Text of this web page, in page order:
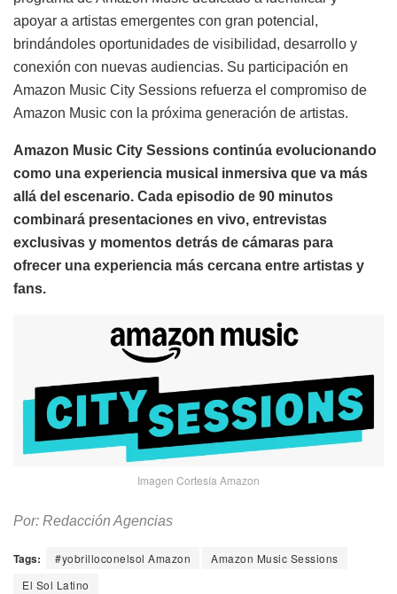
apoyar a artistas emergentes con gran potencial,
brindándoles oportunidades de visibilidad, desarrollo y
conexión con nuevas audiencias. Su participación en
Amazon Music City Sessions refuerza el compromiso de
Amazon Music con la próxima generación de artistas.
Amazon Music City Sessions continúa evolucionando
como una experiencia musical inmersiva que va más
allá del escenario. Cada episodio de 90 minutos
combinará presentaciones en vivo, entrevistas
exclusivas y momentos detrás de cámaras para
ofrecer una experiencia más cercana entre artistas y
fans.
Imagen Cortesía Amazon
Por: Redacción Agencias
Tags: #yobrilloconelsol Amazon
Amazon Music Sessions
El Sol Latino